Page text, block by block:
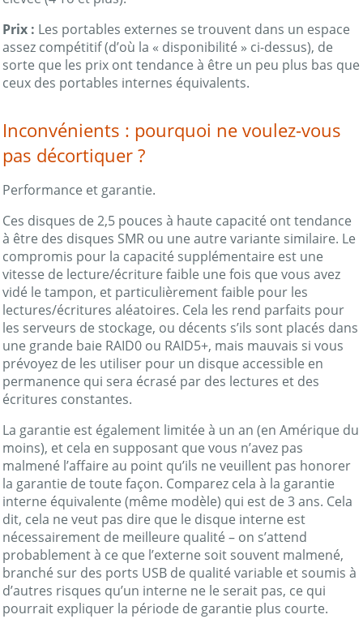
Prix : Les portables externes se trouvent dans un espace
assez compétitif (d’où la « disponibilité » ci-dessus), de
sorte que les prix ont tendance à être un peu plus bas que
ceux des portables internes équivalents.
Inconvénients : pourquoi ne voulez-vous
pas décortiquer ?
Performance et garantie.
Ces disques de 2,5 pouces à haute capacité ont tendance
à être des disques SMR ou une autre variante similaire. Le
compromis pour la capacité supplémentaire est une
vitesse de lecture/écriture faible une fois que vous avez
vidé le tampon, et particulièrement faible pour les
lectures/écritures aléatoires. Cela les rend parfaits pour
les serveurs de stockage, ou décents s’ils sont placés dans
une grande baie RAID0 ou RAID5+, mais mauvais si vous
prévoyez de les utiliser pour un disque accessible en
permanence qui sera écrasé par des lectures et des
écritures constantes.
La garantie est également limitée à un an (en Amérique du
moins), et cela en supposant que vous n’avez pas
malmené l’affaire au point qu’ils ne veuillent pas honorer
la garantie de toute façon. Comparez cela à la garantie
interne équivalente (même modèle) qui est de 3 ans. Cela
dit, cela ne veut pas dire que le disque interne est
nécessairement de meilleure qualité – on s’attend
probablement à ce que l’externe soit souvent malmené,
branché sur des ports USB de qualité variable et soumis à
d’autres risques qu’un interne ne le serait pas, ce qui
pourrait expliquer la période de garantie plus courte.